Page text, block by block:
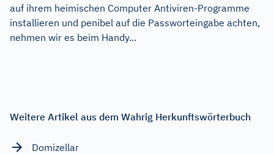
auf ihrem heimischen Computer Antiviren-Programme
installieren und penibel auf die Passworteingabe achten,
nehmen wir es beim Handy...
Weitere Artikel aus dem Wahrig Herkunftswörterbuch
Domizellar